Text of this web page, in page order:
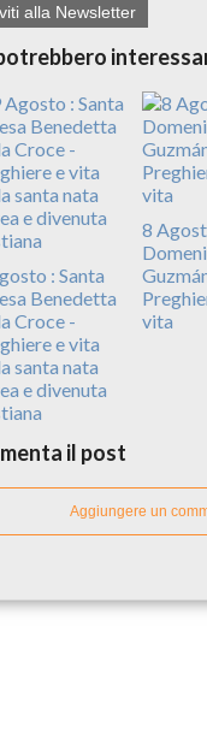
alla Newsletter
: Santa
Benedetta
Croce -
e vita
santa nata
e divenuta
8
vita
il post
Aggiungere un